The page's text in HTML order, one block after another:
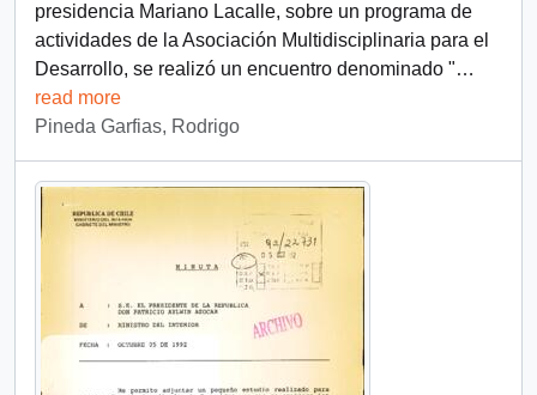
presidencia Mariano Lacalle, sobre un programa de
actividades de la Asociación Multidisciplinaria para el
Desarrollo, se realizó un encuentro denominado "…
read more
Pineda Garfias, Rodrigo